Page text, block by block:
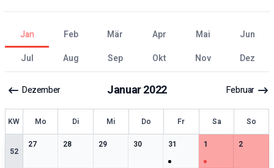
Jan Feb Mär Apr Mai
Jun
Jul
Aug Sep Okt Nov Dez
Dezember Januar2022 Februar
KW Mo Di Mi Do Fr Sa So
52
27
0særlige datoer
28
0særlige datoer
29
0særlige datoer
30
0særlige datoer
31
1særlige datoer
11 særlige datoer
2
0særlige